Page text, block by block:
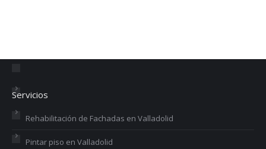
Servicios
Rehabilitación de Fachadas en Valladolid
Pintar piso en Valladolid